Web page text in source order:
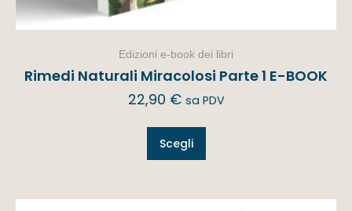
Edizioni e-book dei libri
Rimedi Naturali Miracolosi Parte 1 E-BOOK
22,90 € sa PDV
Scegli